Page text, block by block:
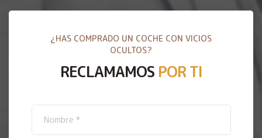
¿HAS COMPRADO UN COCHE CON VICIOS
OCULTOS?
RECLAMAMOS POR TI